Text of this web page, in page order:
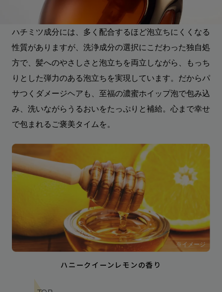
ハチミツ成分には、多く配合するほど泡立ちにくくなる
性質がありますが、洗浄成分の選択にこだわった独自処
方で、髪へのやさしさと泡立ちを両立しながら、もっち
りとした弾力のある泡立ちを実現しています。だからパ
サつくダメージヘアも、至福の濃蜜ホイップ泡で包み込
み、洗いながらうるおいをたっぷりと補給。心まで幸せ
で包まれるご褒美タイムを。
※イメージ
ハニークイーンレモンの香り